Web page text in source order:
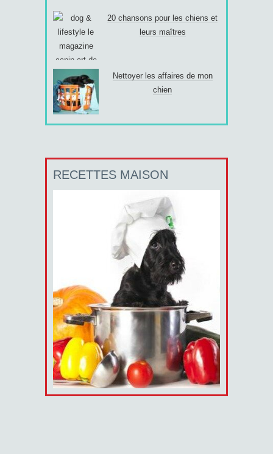
20 chansons pour les chiens et
leurs maîtres
Nettoyer les affaires de mon
chien
RECETTES MAISON